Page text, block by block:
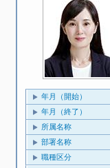
年月（開始）
年月（終了）
所属名称
部署名称
職種区分